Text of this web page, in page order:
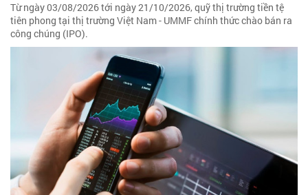
Từ ngày 03/08/2026 tới ngày 21/10/2026, quỹ thị trường tiền tệ
tiên phong tại thị trường Việt Nam - UMMF chính thức chào bán ra
công chúng (IPO).